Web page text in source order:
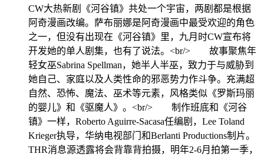
CW大热新剧《河谷镇》共处一个宇宙，两剧都是根据
阿奇漫画改编。萨布丽娜是阿奇漫画中最受欢迎的角色
之一，但没有出现在《河谷镇》里，九月时CW宣布将
开发她的单人剧集，也有了说法。<br/> 故事聚焦年
轻女巫Sabrina Spellman，她半人半巫，致力于与威胁到
她自己、家庭以及人类性命的邪恶势力作斗争。充满超
自然、恐怖、魔法、巫术等元素，风格类似《罗斯玛丽
的婴儿》和《驱魔人》。<br/> 制作班底和《河谷
镇》一样，Roberto Aguirre-Sacasa任编剧，Lee Toland
Krieger执导，华纳电视部门和Berlanti Productions制片。
THR消息源透露将会背靠背拍摄，明年2-6月拍第一季，